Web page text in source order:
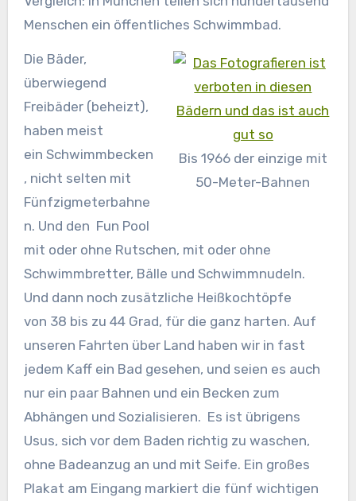
Menschen ein öffentliches Schwimmbad.
Bis 1966 der einzige mit
50-Meter-Bahnen
Die Bäder,
überwiegend
Freibäder (beheizt),
haben meist
ein Schwimmbecken
, nicht selten mit
Fünfzigmeterbahne
n. Und den Fun Pool
mit oder ohne Rutschen, mit oder ohne
Schwimmbretter, Bälle und Schwimmnudeln.
Und dann noch zusätzliche Heißkochtöpfe
von 38 bis zu 44 Grad, für die ganz harten. Auf
unseren Fahrten über Land haben wir in fast
jedem Kaff ein Bad gesehen, und seien es auch
nur ein paar Bahnen und ein Becken zum
Abhängen und Sozialisieren. Es ist übrigens
Usus, sich vor dem Baden richtig zu waschen,
ohne Badeanzug an und mit Seife. Ein großes
Plakat am Eingang markiert die fünf wichtigen